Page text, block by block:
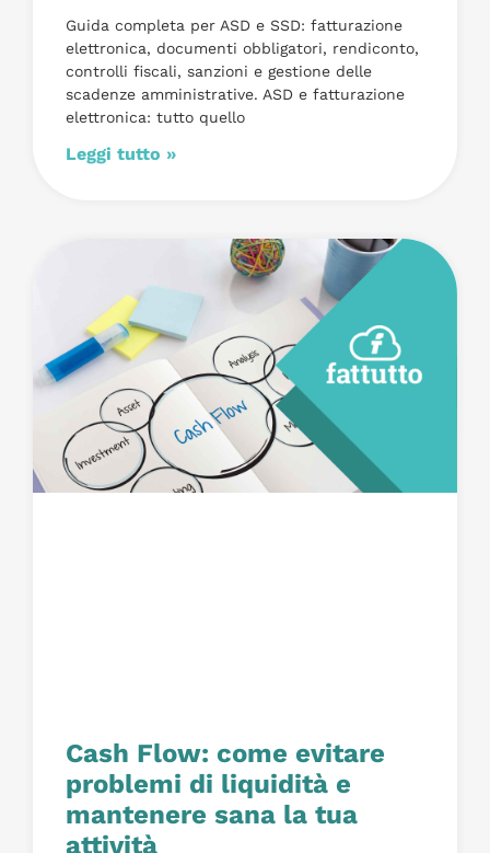
Guida completa per ASD e SSD: fatturazione
elettronica, documenti obbligatori, rendiconto,
controlli fiscali, sanzioni e gestione delle
scadenze amministrative. ASD e fatturazione
elettronica: tutto quello
Leggi tutto »
Cash Flow: come evitare
problemi di liquidità e
mantenere sana la tua
attività